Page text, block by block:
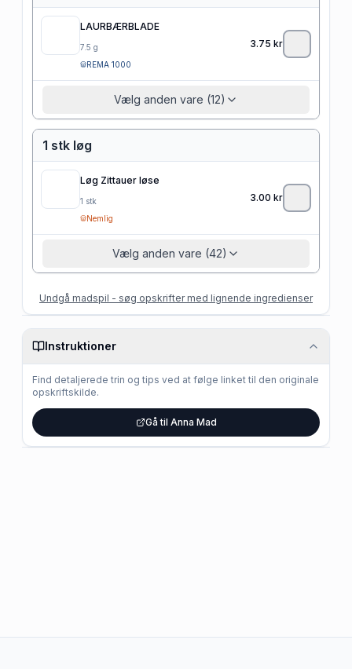
LAURBÆRBLADE
7.5 g
REMA 1000
3.75 kr
Vælg anden vare (12)
1 stk løg
Løg Zittauer løse
1 stk
Nemlig
3.00 kr
Vælg anden vare (42)
Undgå madspil - søg opskrifter med lignende ingredienser
Instruktioner
Find detaljerede trin og tips ved at følge linket til den originale
opskriftskilde.
Gå til Anna Mad